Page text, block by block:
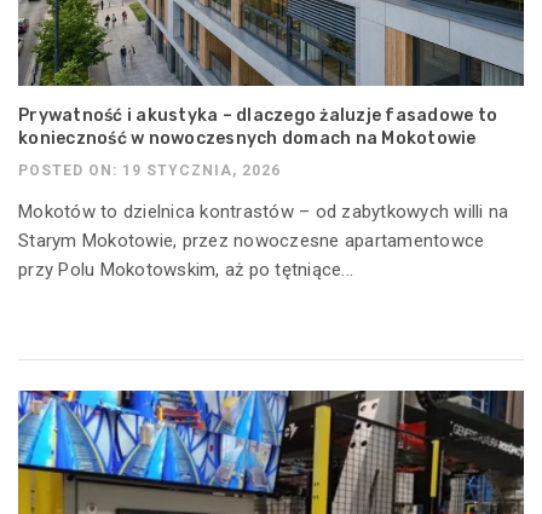
Prywatność i akustyka – dlaczego żaluzje fasadowe to
konieczność w nowoczesnych domach na Mokotowie
POSTED ON: 19 STYCZNIA, 2026
Mokotów to dzielnica kontrastów – od zabytkowych willi na
Starym Mokotowie, przez nowoczesne apartamentowce
przy Polu Mokotowskim, aż po tętniące...